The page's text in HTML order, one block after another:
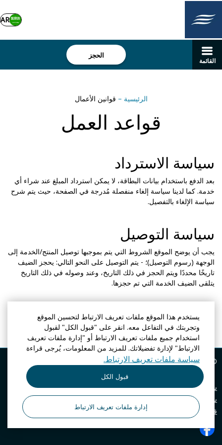
يستخدم هذا الموقع ملفات تعريف الارتباط لتحسين الموقع
وتجربتك في التفاعل معه. انقر على "قبول الكل" لقبول
استخدام جميع ملفات تعريف الارتباط أو "إدارة ملفات تعريف
الارتباط" لإدارة تفضيلاتك. للمزيد من المعلومات، يُرجى قراءة
سياسة ملفات تعريف الارتباط.
قبول الكل
إدارة ملفات تعريف الارتباط
AR
القائمة
الحجز
الرئيسية – قوانين الأعمال
قواعد العمل
سياسة الاسترداد
بعد الدفع باستخدام بيانات البطاقة، لا يمكن استرداد المبلغ عند شراء أي
خدمة. كما لدينا سياسة إلغاء منفصلة مُدرجة في الصفحة، حيث يتم شرح
سياسة الإلغاء بالتفصيل.
سياسة التوصيل
يجب أن يوضح الموقع الشروط التي يتم بموجبها توصيل المنتج/الخدمة إلى
الوجهة (رسوم التوصيل)؛ - يتم التوصيل على النحو التالي: يحجز الضيف
تاريخًا محددًا ويتم الحجز في ذلك التاريخ، وعند وصوله في ذلك التاريخ
يتلقى الضيف الخدمة التي تم حجزها.
© فندق نيو ويف للشقق الفندقية
2026، الموقع الرسمي
شروط الاستخدام
سياسة الخصوصية
قوانين الأعمال